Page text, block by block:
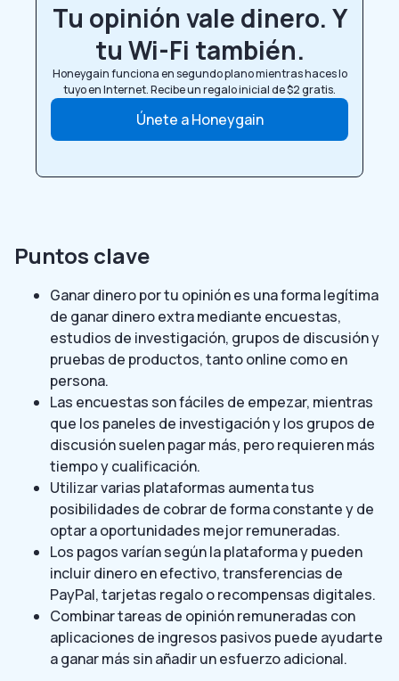
Tu opinión vale dinero. Y
tu Wi-Fi también.
Honeygain funciona en segundo plano mientras haces lo
tuyo en Internet. Recibe un regalo inicial de $2 gratis.
Únete a Honeygain
Puntos clave
Ganar dinero por tu opinión es una forma legítima
de ganar dinero extra mediante encuestas,
estudios de investigación, grupos de discusión y
pruebas de productos, tanto online como en
persona.
Las encuestas son fáciles de empezar, mientras
que los paneles de investigación y los grupos de
discusión suelen pagar más, pero requieren más
tiempo y cualificación.
Utilizar varias plataformas aumenta tus
posibilidades de cobrar de forma constante y de
optar a oportunidades mejor remuneradas.
Los pagos varían según la plataforma y pueden
incluir dinero en efectivo, transferencias de
PayPal, tarjetas regalo o recompensas digitales.
Combinar tareas de opinión remuneradas con
aplicaciones de ingresos pasivos puede ayudarte
a ganar más sin añadir un esfuerzo adicional.